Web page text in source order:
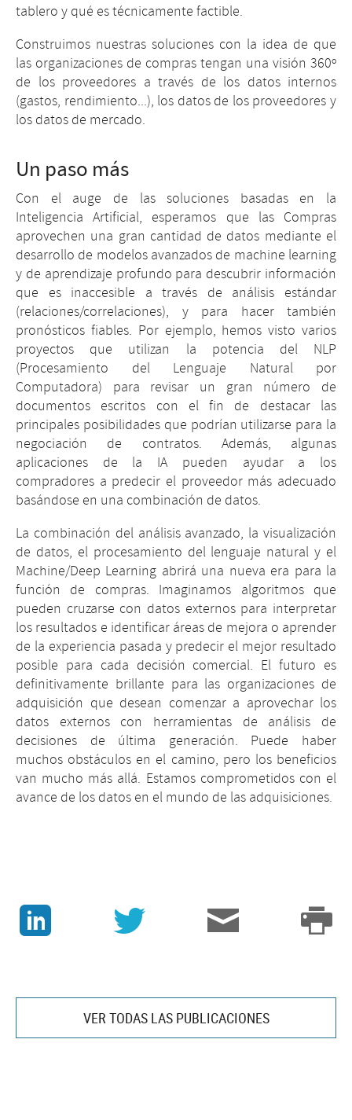
tablero y qué es técnicamente factible.
Construimos nuestras soluciones con la idea de que
las organizaciones de compras tengan una visión 360º
de los proveedores a través de los datos internos
(gastos, rendimiento...), los datos de los proveedores y
los datos de mercado.
Un paso más
Con el auge de las soluciones basadas en la
Inteligencia Artificial, esperamos que las Compras
aprovechen una gran cantidad de datos mediante el
desarrollo de modelos avanzados de machine learning
y de aprendizaje profundo para descubrir información
que es inaccesible a través de análisis estándar
(relaciones/correlaciones), y para hacer también
pronósticos fiables. Por ejemplo, hemos visto varios
proyectos que utilizan la potencia del NLP
(Procesamiento del Lenguaje Natural por
Computadora) para revisar un gran número de
documentos escritos con el fin de destacar las
principales posibilidades que podrían utilizarse para la
negociación de contratos. Además, algunas
aplicaciones de la IA pueden ayudar a los
compradores a predecir el proveedor más adecuado
basándose en una combinación de datos.
La combinación del análisis avanzado, la visualización
de datos, el procesamiento del lenguaje natural y el
Machine/Deep Learning abrirá una nueva era para la
función de compras. Imaginamos algoritmos que
pueden cruzarse con datos externos para interpretar
los resultados e identificar áreas de mejora o aprender
de la experiencia pasada y predecir el mejor resultado
posible para cada decisión comercial. El futuro es
definitivamente brillante para las organizaciones de
adquisición que desean comenzar a aprovechar los
datos externos con herramientas de análisis de
decisiones de última generación. Puede haber
muchos obstáculos en el camino, pero los beneficios
van mucho más allá. Estamos comprometidos con el
avance de los datos en el mundo de las adquisiciones.
J v 3 p
VER TODAS LAS PUBLICACIONES